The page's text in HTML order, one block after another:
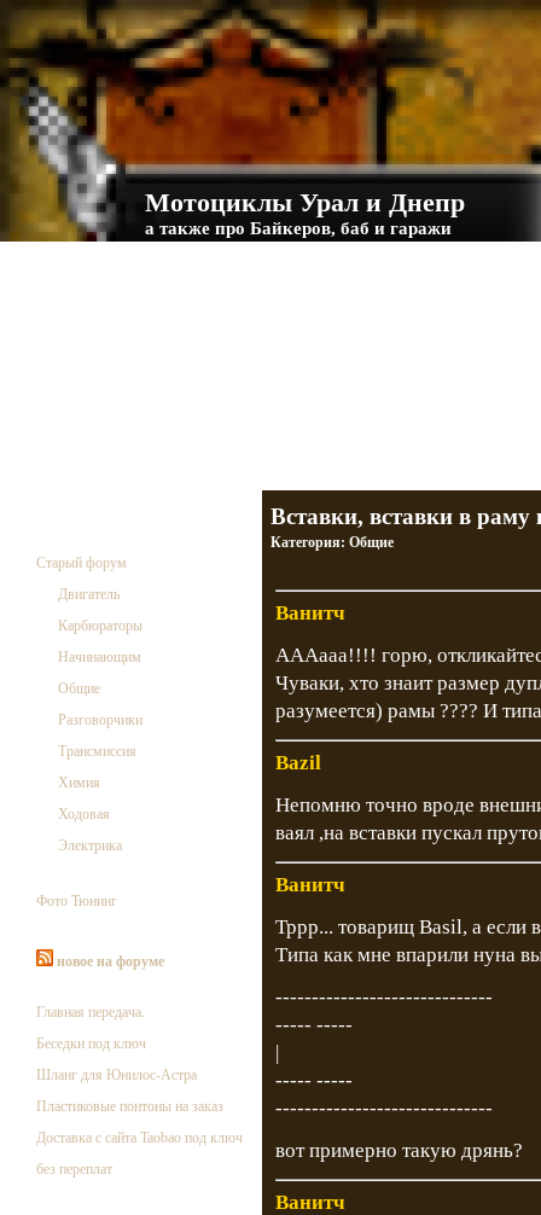
Мотоциклы Урал и Днепр
а также про Байкеров, баб и гаражи
Старый форум
Двигатель
Карбюраторы
Начинающим
Общие
Разговорчики
Трансмиссия
Химия
Ходовая
Электрика
Фото Тюнинг
новое на форуме
Главная передача.
Беседки под ключ
Шланг для Юнилос-Астра
Пластиковые понтоны на заказ
Доставка с сайта Taobao под ключ
без переплат
Вставки, вставки в раму
Категория: Общие
Ванитч
АААааа!!!! горю,
Чуваки, хто знаит размер
разумеется) рамы ???? И
Bazil
Непомню точно вроде
ваял ,на вставки пускал
Ванитч
Тррр... товарищ Basil, а если
Типа как мне впарили нуна
------------------------------
----- -----
|
----- -----
------------------------------
вот примерно такую дрянь?
Ванитч